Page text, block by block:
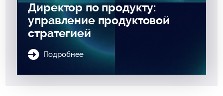
Директор по продукту:
управление продуктовой
стратегией
Подробнее